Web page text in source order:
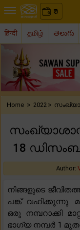
₹
0
हिन्दी தமிழ் తెలుగు
Previous
Home » 2022 »
18
Author:
നിങ്ങളുടെ
പങ്ക് വഹിക്കുന്നു.
ഒരു നമ്പറാക്കി
ഭാഗ്യ നമ്പർ 1